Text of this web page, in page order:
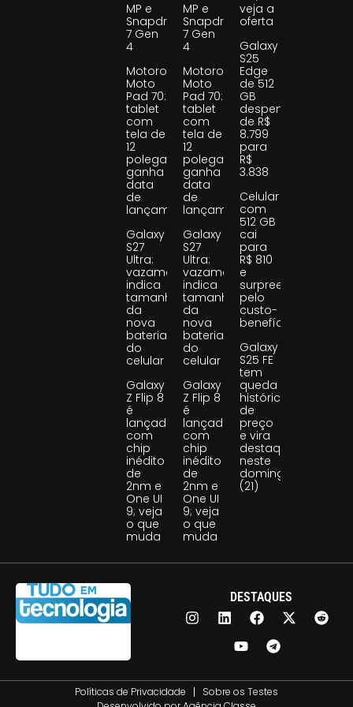
MP e
Snapdragon
7 Gen
4
Motorola
Moto
Pad 70:
tablet
com
tela de
12
polegadas
ganha
data
de
lançamento
Galaxy
S27
Ultra:
vazamento
indica
tamanho
da
nova
bateria
do
celular
Galaxy
Z Flip 8
é
lançado
com
chip
inédito
de
2nm e
One UI
9; veja
o que
muda
MP e
Snapdragon
7 Gen
4
Motorola
Moto
Pad 70:
tablet
com
tela de
12
polegadas
ganha
data
de
lançamento
Galaxy
S27
Ultra:
vazamento
indica
tamanho
da
nova
bateria
do
celular
Galaxy
Z Flip 8
é
lançado
com
chip
inédito
de
2nm e
One UI
9; veja
o que
muda
veja a
oferta
Galaxy
S25
Edge
de 512
GB
despenca
de R$
8.799
para
R$
3.838
Celular
com
512 GB
cai
para
R$ 810
e
surpreende
pelo
custo-
benefício
Galaxy
S25 FE
tem
queda
histórica
de
preço
e vira
destaque
neste
domingo
(21)
DESTAQUES
Políticas de Privacidade
Sobre os Testes